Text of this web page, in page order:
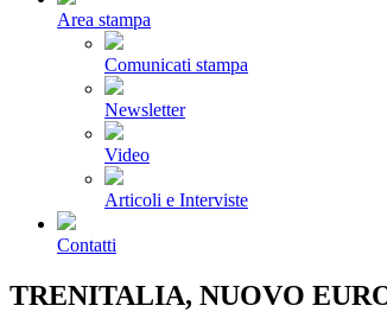
Area stampa
Comunicati stampa
Newsletter
Video
Articoli e Interviste
Contatti
TRENITALIA, NUOVO